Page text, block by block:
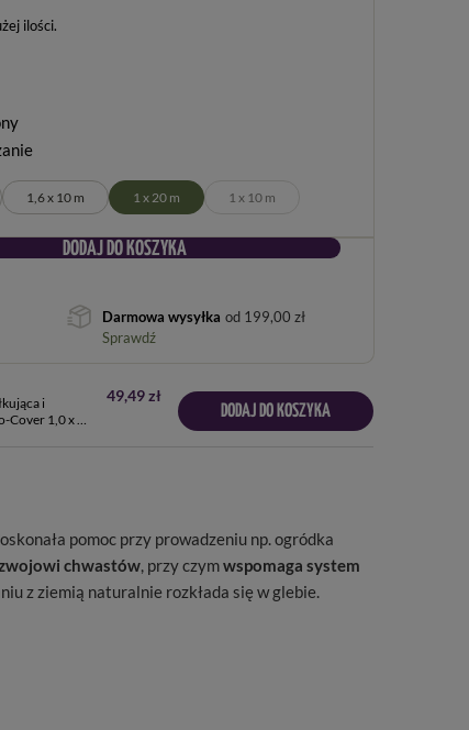
ilości
1,6 x 10 m 1 x 20 m 1 x 10 m
DODAJ DO KOSZYKA
Darmowa wysyłka od 199,00 zł
Sprawdź
i
Cover 1,0 x 20
49,49 zł
DODAJ DO KOSZYKA
pomoc przy prowadzeniu np. ogródka
chwastów, przy czymwspomaga system
z ziemią naturalnie rozkłada się w glebie.